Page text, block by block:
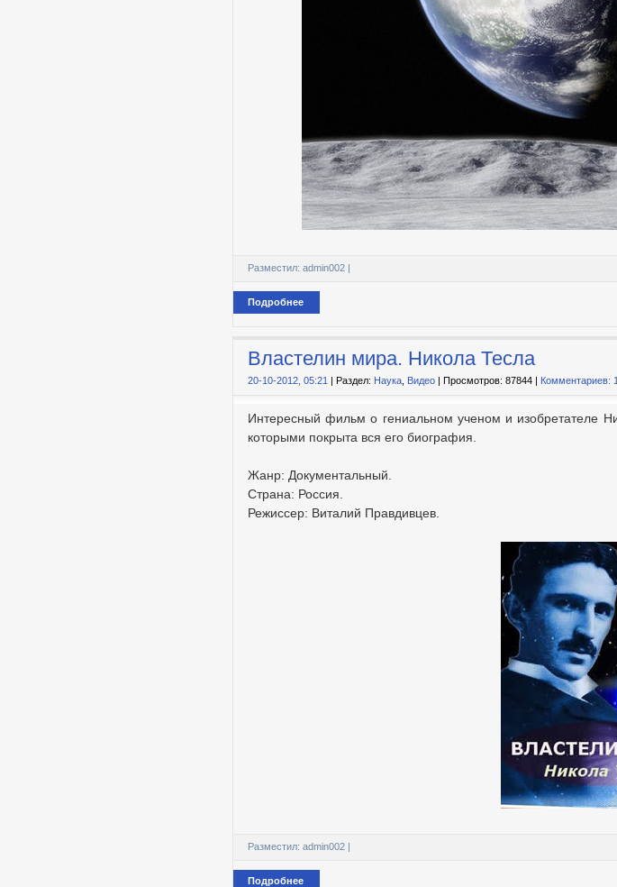
Разместил: admin002|
Подробнее
Властелин мира. Никола Тесла
20-10-2012, 05:21 | Раздел: Наука, Видео| Просмотров: 87844 | Комментариев: 1
Интересный фильм о гениальном ученом и изобретателе
которыми покрыта вся его биография.
Жанр: Документальный.
Страна: Россия.
Режиссер: Виталий Правдивцев.
Разместил: admin002|
Подробнее